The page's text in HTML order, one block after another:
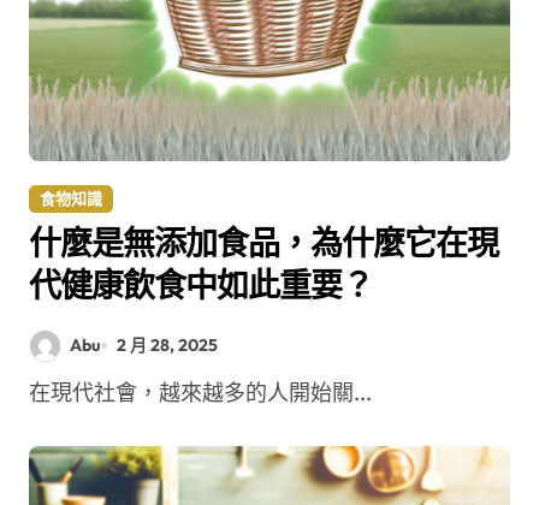
食物知識
什麼是無添加食品，為什麼它在現
代健康飲食中如此重要？
Abu 2 月 28, 2025
在現代社會，越來越多的人開始關...